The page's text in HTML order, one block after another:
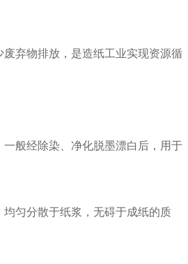
弃物排放，是造纸工业实现资源循
般经除染、净化脱墨漂白后，用于
匀分散于纸浆，无碍于成纸的质